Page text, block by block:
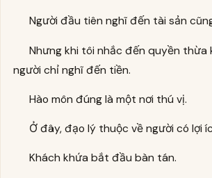
Người đầu tiên nghĩ đến tài sản
Nhưng khi tôi nhắc đến quyền thừa
người chỉ nghĩ đến tiền.
Hào môn đúng là một nơi thú vị.
Ở đây, đạo lý thuộc về người có lợi
Khách khứa bắt đầu bàn tán.